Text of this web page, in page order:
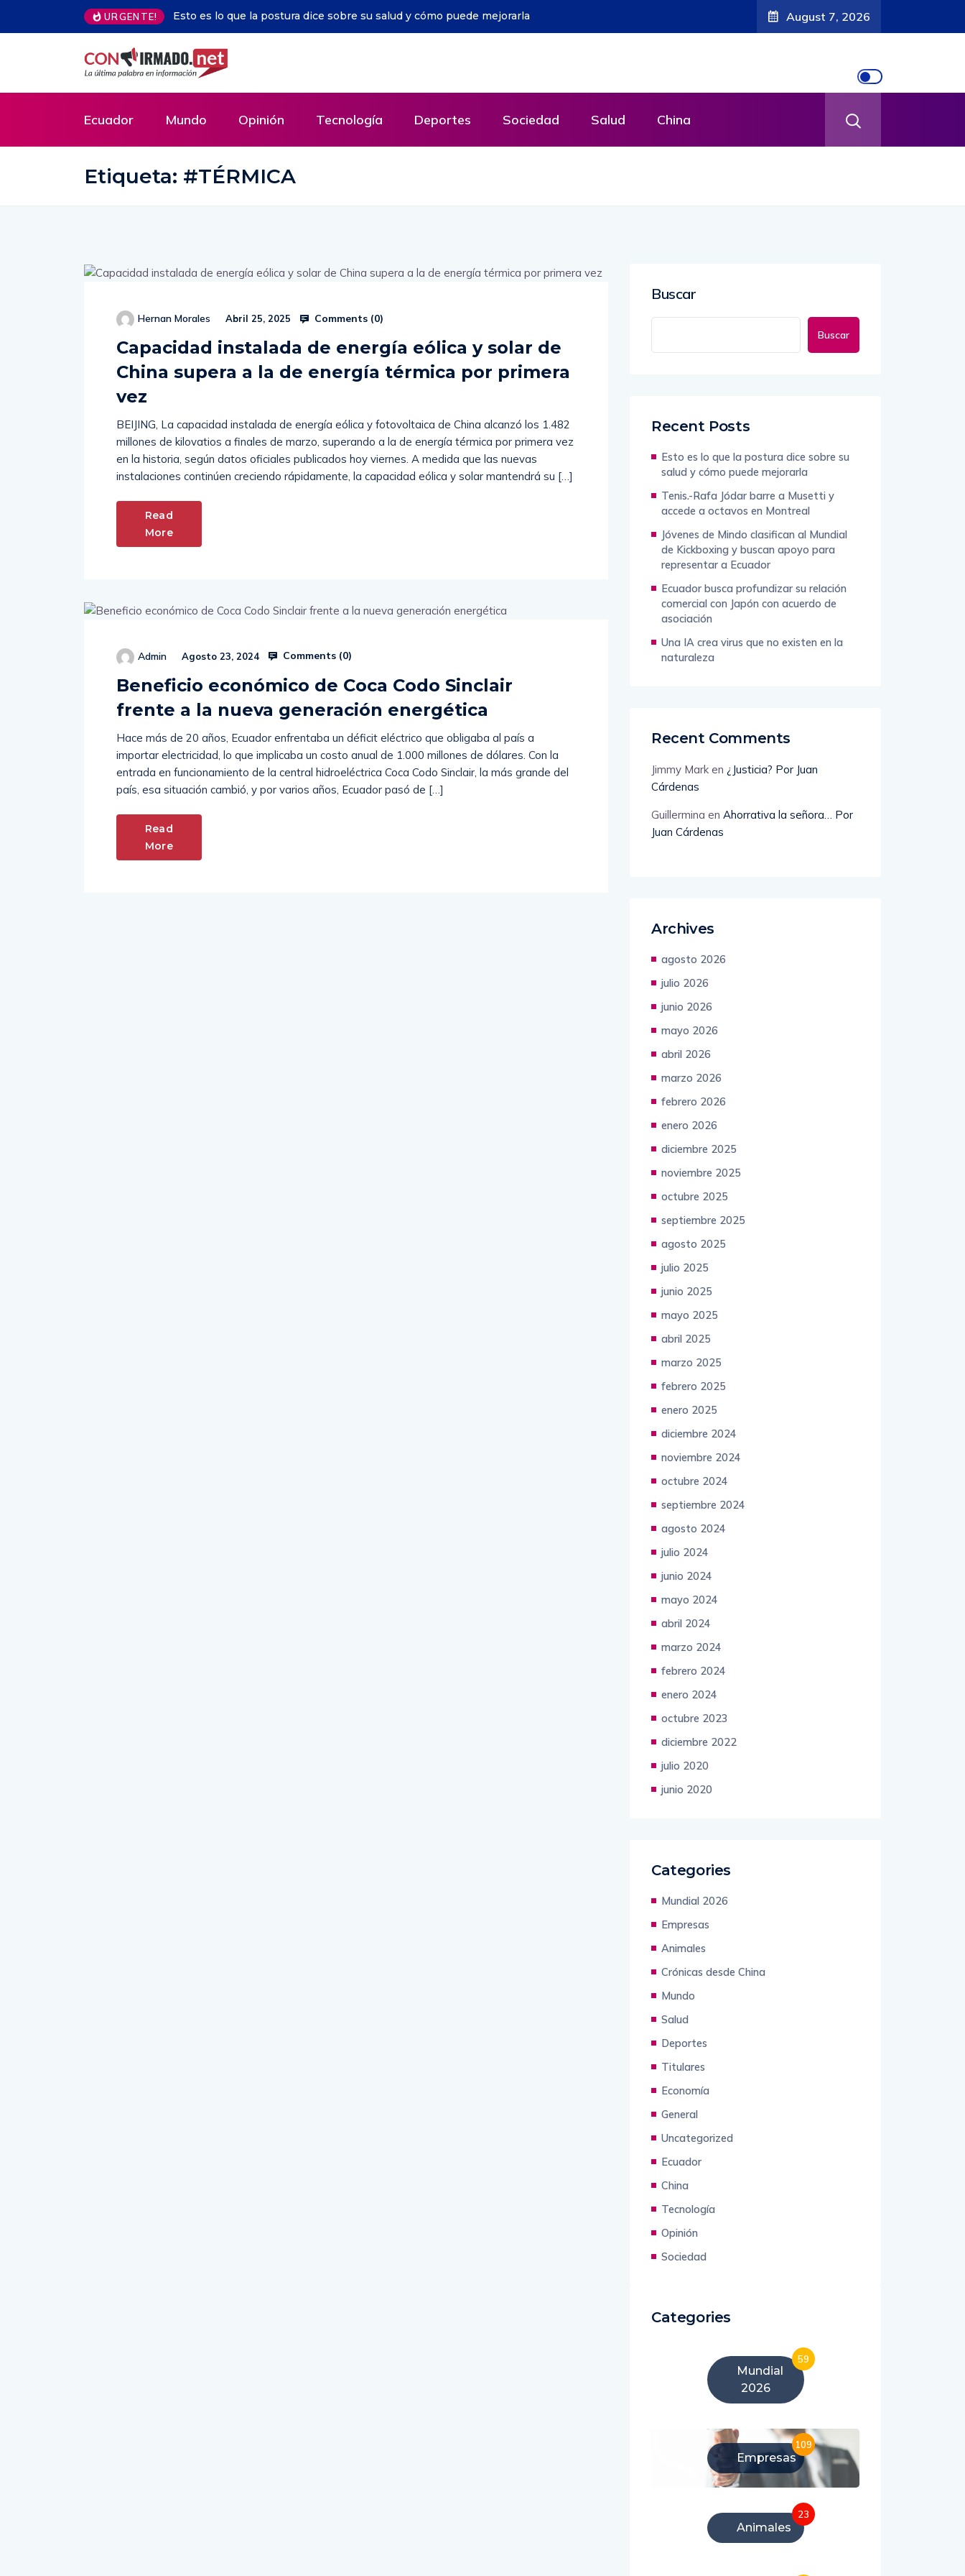
URGENTE!
sobre su salud y cómo puede mejorarla Tenis.-Rafa Jódar barre a Musetti y accede a octavos en Montreal August 7, 2026
Ecuador Mundo Opinión Tecnología Deportes Sociedad Salud China
Etiqueta: #TÉRMICA
Hernan Morales Abril 25, 2025 Comments (0)
Capacidad instalada de energía eólica y solar de
China supera a la de energía térmica por primera
vez
BEIJING, La capacidad instalada de energía eólica y fotovoltaica de China alcanzó los 1.482
millones de kilovatios a finales de marzo, superando a la de energía térmica por primera vez
en la historia, según datos oficiales publicados hoy viernes. A medida que las nuevas
instalaciones continúen creciendo rápidamente, la capacidad eólica y solar mantendrá su […]
Read
More
Admin Agosto 23, 2024 Comments (0)
Beneficio económico de Coca Codo Sinclair
frente a la nueva generación energética
Hace más de 20 años, Ecuador enfrentaba un déficit eléctrico que obligaba al país a
importar electricidad, lo que implicaba un costo anual de 1.000 millones de dólares. Con la
entrada en funcionamiento de la central hidroeléctrica Coca Codo Sinclair, la más grande del
país, esa situación cambió, y por varios años, Ecuador pasó de […]
Read
More
Buscar
Buscar
Recent Posts
Esto es lo que la postura dice sobre su
salud y cómo puede mejorarla
Tenis.-Rafa Jódar barre a Musetti y
accede a octavos en Montreal
Jóvenes de Mindo clasifican al Mundial
de Kickboxing y buscan apoyo para
representar a Ecuador
Ecuador busca profundizar su relación
comercial con Japón con acuerdo de
asociación
Una IA crea virus que no existen en la
naturaleza
Recent Comments
Jimmy Mark en ¿Justicia? Por Juan
Cárdenas
Guillermina en Ahorrativa la señora… Por
Juan Cárdenas
Archives
agosto 2026
julio 2026
junio 2026
mayo 2026
abril 2026
marzo 2026
febrero 2026
enero 2026
diciembre 2025
noviembre 2025
octubre 2025
septiembre 2025
agosto 2025
julio 2025
junio 2025
mayo 2025
abril 2025
marzo 2025
febrero 2025
enero 2025
diciembre 2024
noviembre 2024
octubre 2024
septiembre 2024
agosto 2024
julio 2024
junio 2024
mayo 2024
abril 2024
marzo 2024
febrero 2024
enero 2024
octubre 2023
diciembre 2022
julio 2020
junio 2020
Categories
Mundial 2026
Empresas
Animales
Crónicas desde China
Mundo
Salud
Deportes
Titulares
Economía
General
Uncategorized
Ecuador
China
Tecnología
Opinión
Sociedad
Categories
Mundial
2026
59
Empresas
109
Animales
23